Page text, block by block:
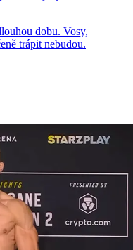
dobu. Vosy,
trápit nebudou.